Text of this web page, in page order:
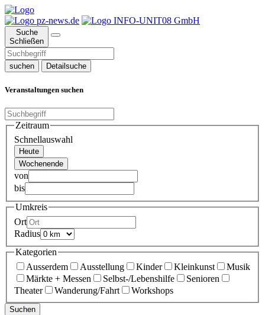
Suche
Schließen
suchen Detailsuche
Veranstaltungen suchen
Zeitraum
Schnellauswahl
Heute
Wochenende
von
bis
Umkreis
Ort
Radius
Kategorien
Ausserdem
Ausstellung Kinder Kleinkunst
Musik
Märkte + Messen
Selbst-/Lebenshilfe
Senioren
Theater
Wanderung/Fahrt Workshops
Suchen